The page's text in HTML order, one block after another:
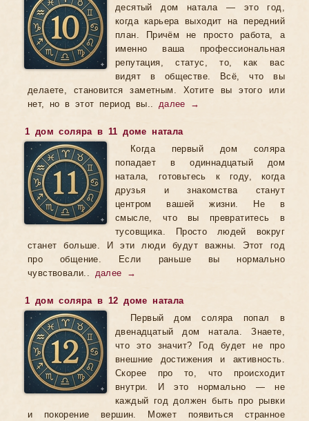
десятый дом натала — это год,
когда карьера выходит на передний
план. Причём не просто работа, а
именно ваша профессиональная
репутация, статус, то, как вас
видят в обществе. Всё, что вы
делаете, становится заметным. Хотите вы этого или
нет, но в этот период вы.. далее →
1 дом соляра в 11 доме натала
Когда первый дом соляра
попадает в одиннадцатый дом
натала, готовьтесь к году, когда
друзья и знакомства станут
центром вашей жизни. Не в
смысле, что вы превратитесь в
тусовщика. Просто людей вокруг
станет больше. И эти люди будут важны. Этот год
про общение. Если раньше вы нормально
чувствовали.. далее →
1 дом соляра в 12 доме натала
Первый дом соляра попал в
двенадцатый дом натала. Знаете,
что это значит? Год будет не про
внешние достижения и активность.
Скорее про то, что происходит
внутри. И это нормально — не
каждый год должен быть про рывки
и покорение вершин. Может появиться странное